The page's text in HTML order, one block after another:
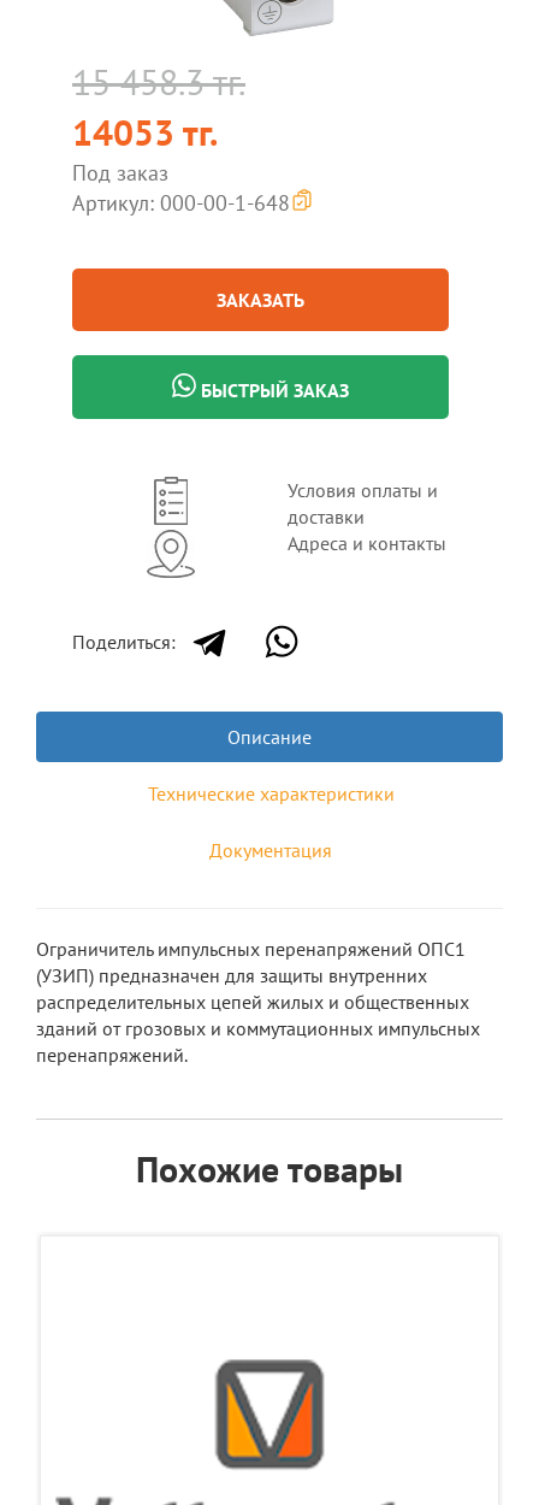
15 458.3 тг.
14053 тг.
Под заказ
Артикул: 000-00-1-648
ЗАКАЗАТЬ
БЫСТРЫЙ ЗАКАЗ
Условия оплаты и
доставки
Адреса и контакты
Поделиться:
Описание
Технические характеристики
Документация
Ограничитель импульсных перенапряжений ОПС1
(УЗИП) предназначен для защиты внутренних
распределительных цепей жилых и общественных
зданий от грозовых и коммутационных импульсных
перенапряжений.
Похожие товары